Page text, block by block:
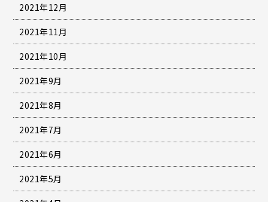
2021年12月
2021年11月
2021年10月
2021年9月
2021年8月
2021年7月
2021年6月
2021年5月